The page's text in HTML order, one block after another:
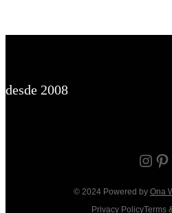
desde 2008
Instagram Pinterest
© 2024 Powered by Ona
Privacy PolicyTerms